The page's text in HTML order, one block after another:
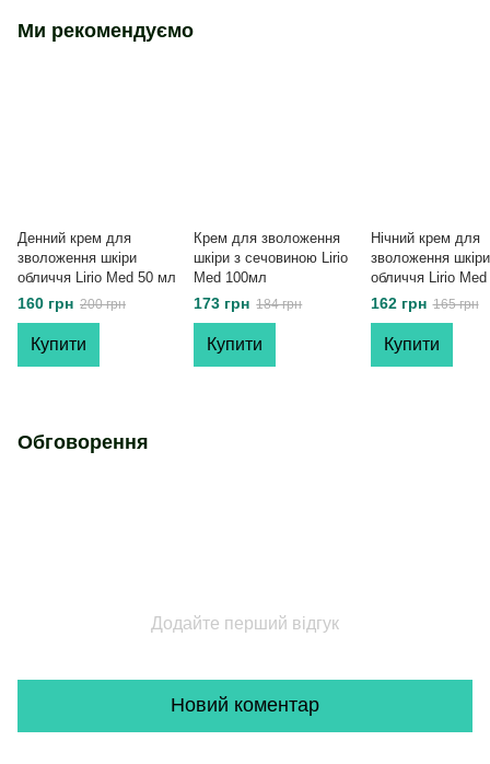
Ми рекомендуємо
Денний крем для
зволоження шкіри
обличчя Lirio Med 50 мл
160 грн 200 грн
Купити
Крем для зволоження
шкіри з сечовиною Lirio
Med 100мл
173 грн 184 грн
Купити
Нічний крем для
зволоження шкіри
обличчя Lirio
162 грн 165 грн
Купити
Обговорення
Додайте перший відгук
Новий коментар